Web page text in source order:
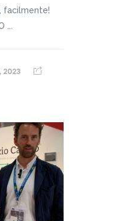
facilmente!
...
2023